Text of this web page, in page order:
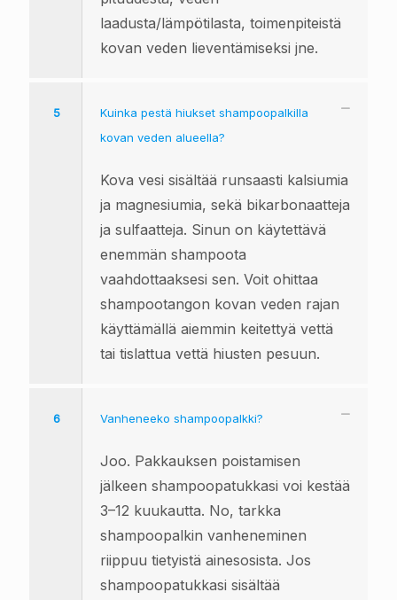
laadusta/lämpötilasta, toimenpiteistä
kovan veden lieventämiseksi jne.
5
Kuinka pestä hiukset shampoopalkilla
kovan veden alueella?
Kova vesi sisältää runsaasti kalsiumia
ja magnesiumia, sekä bikarbonaatteja
ja sulfaatteja. Sinun on käytettävä
enemmän shampoota
vaahdottaaksesi sen. Voit ohittaa
shampootangon kovan veden rajan
käyttämällä aiemmin keitettyä vettä
tai tislattua vettä hiusten pesuun.
6 Vanheneeko shampoopalkki?
Joo. Pakkauksen poistamisen
jälkeen shampoopatukkasi voi kestää
3–12 kuukautta. No, tarkka
shampoopalkin vanheneminen
riippuu tietyistä ainesosista. Jos
shampoopatukkasi sisältää